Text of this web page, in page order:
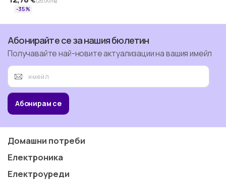
-35%
Абонирайте се за нашия бюлетин
Получавайте най-новите актуализации на вашия имейл
Абонирам се
Домашни потреби
Електроника
Електроуреди